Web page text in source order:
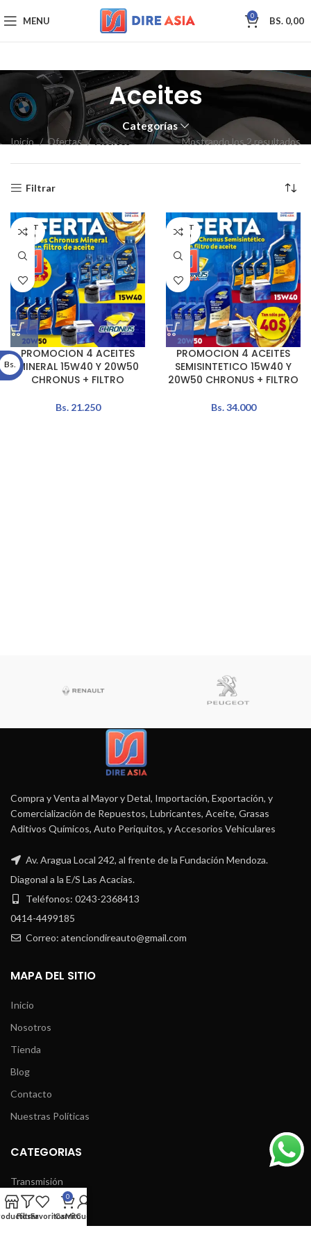
MENU 0 BS. 0,00
Aceites
Categorías
Inicio Ofertas Aceites Mostrando los 2 resultados
Filtrar
AGOT
ADO
PROMOCION 4 ACEITES
MINERAL 15W40 Y 20W50
CHRONUS + FILTRO
Bs.21.250
AGOT
ADO
PROMOCION 4 ACEITES
SEMISINTETICO 15W40 Y
20W50 CHRONUS + FILTRO
Bs.34.000
Compra y Venta al Mayor y Detal, Importación, Exportación, y
Comercialización de Repuestos, Lubricantes, Aceite, Grasas
Aditivos Químicos, Auto Periquitos, y Accesorios Vehiculares
Av. Aragua Local 242, al frente de la Fundación Mendoza.
Diagonal a la E/S Las Acacias.
Teléfonos: 0243-2368413
0414-4499185
Correo: atenciondireauto@gmail.com
MAPA DEL SITIO
Inicio
Nosotros
Tienda
Blog
Contacto
Nuestras Políticas
CATEGORIAS
Transmisión
Motor
Bs.
FiltrarFavoritos
0
Carrito
Mi Cuenta